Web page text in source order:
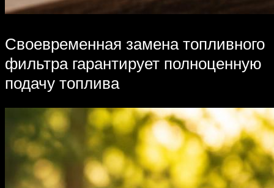
Своевременная замена топливного
фильтра гарантирует полноценную
подачу топлива